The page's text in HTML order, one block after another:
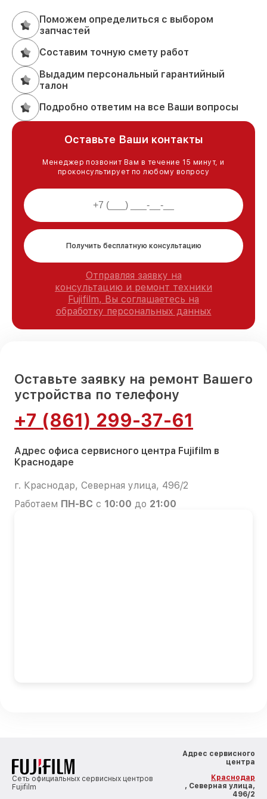
Поможем определиться с выбором
запчастей
Составим точную смету работ
Выдадим персональный гарантийный
талон
Подробно ответим на все Ваши вопросы
Оставьте Ваши контакты
Менеджер позвонит Вам в течение 15 минут, и
проконсультирует по любому вопросу
Получить бесплатную консультацию
Отправляя заявку на
консультацию и ремонт техники
Fujifilm, Вы соглашаетесь на
обработку персональных данных
Оставьте заявку на ремонт Вашего
устройства по телефону
+7 (861) 299-37-61
Адрес офиса сервисного центра Fujifilm в
Краснодаре
г. Краснодар, Северная улица, 496/2
Работаем ПН-ВС с 10:00 до 21:00
Сеть официальных сервисных центров
Fujifilm
Адрес сервисного
центра
Краснодар
, Северная улица,
496/2